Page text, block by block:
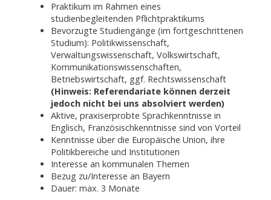
Praktikum im Rahmen eines
studienbegleitenden Pflichtpraktikums
Bevorzugte Studiengänge (im fortgeschrittenen
Studium): Politikwissenschaft,
Verwaltungswissenschaft, Volkswirtschaft,
Kommunikationswissenschaften,
Betriebswirtschaft, ggf. Rechtswissenschaft
(Hinweis: Referendariate können derzeit
jedoch nicht bei uns absolviert werden)
Aktive, praxiserprobte Sprachkenntnisse in
Englisch, Französischkenntnisse sind von Vorteil
Kenntnisse über die Europäische Union, ihre
Politikbereiche und Institutionen
Interesse an kommunalen Themen
Bezug zu/Interesse an Bayern
Dauer: max. 3 Monate